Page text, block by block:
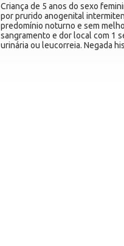
Criança de 5 anos do sexo
por prurido anogenital
predomínio noturno e sem
sangramento e dor local com 1
urinária ou leucorreia. Negada